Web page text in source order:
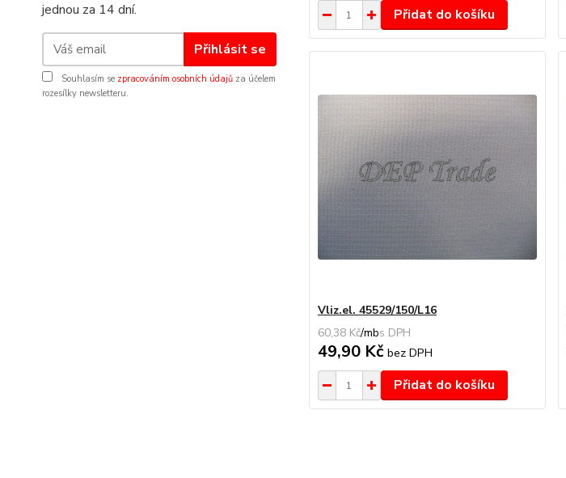
jednou za 14 dní.
Přihlásit se
Souhlasím se zpracováním osobních údajů za účelem
rozesílky newsletteru.
Přidat do košíku
Vliz.el. 45529/150/L16
60,38 Kč/mb
49,90 Kč bez DPH
Přidat do košíku